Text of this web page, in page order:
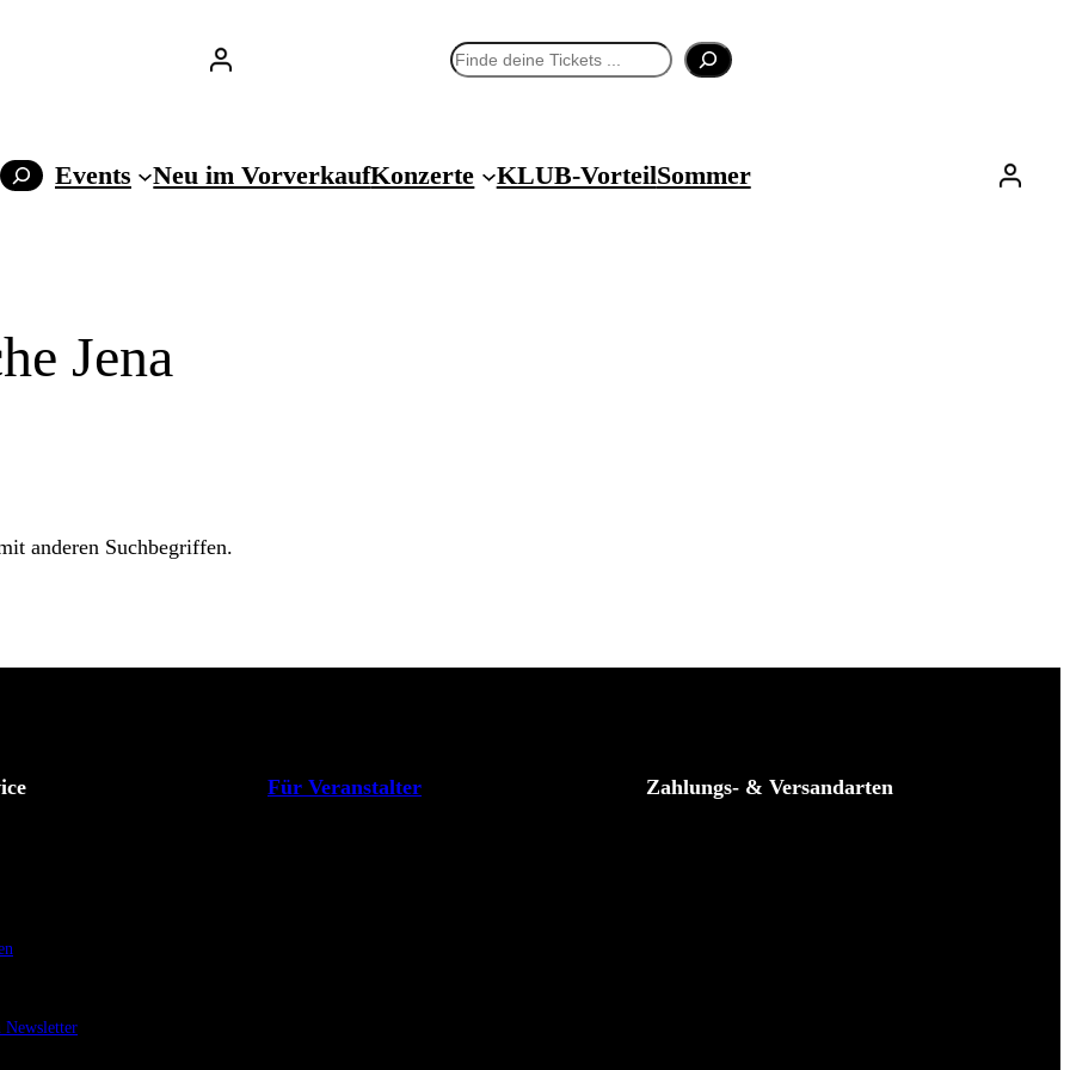
Suchen
Events Neu im VorverkaufKonzerte KLUB-VorteilSommer
Jena
anderen Suchbegriffen.
Newsletter
Für Veranstalter Zahlungs- & Versandarten